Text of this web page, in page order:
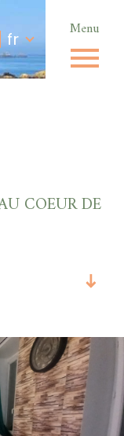
Menu
fr
COEUR DE